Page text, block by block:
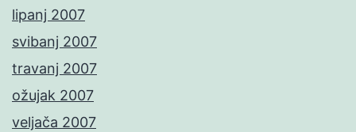
lipanj 2007
svibanj 2007
travanj 2007
ožujak 2007
veljača 2007